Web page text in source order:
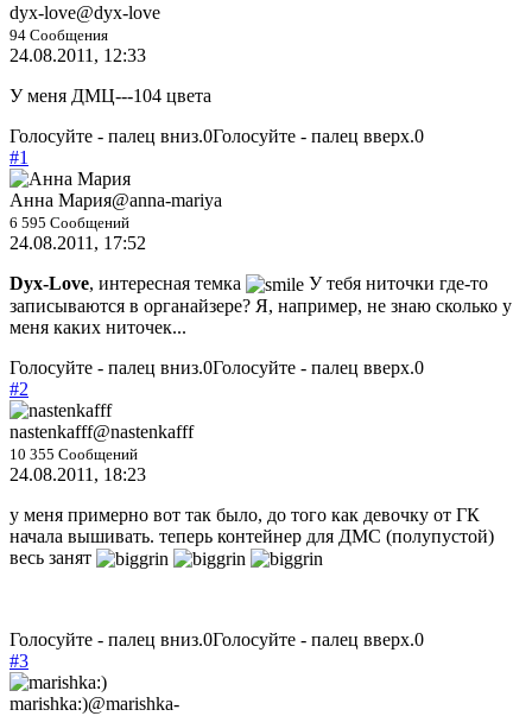
dyx-love@dyx-love
94 Сообщения
24.08.2011, 12:33
У меня ДМЦ---104 цвета
Голосуйте - палец вниз.0Голосуйте - палец вверх.0
#1
Анна Мария@anna-mariya
6 595 Сообщений
24.08.2011, 17:52
Dyx-Love, интересная темка
У тебя ниточки где-то
записываются в органайзере? Я, например, не знаю сколько у
меня каких ниточек...
Голосуйте - палец вниз.0Голосуйте - палец вверх.0
#2
nastenkafff@nastenkafff
10 355 Сообщений
24.08.2011, 18:23
у меня примерно вот так было, до того как девочку от ГК
начала вышивать. теперь контейнер для ДМС (полупустой)
весь занят
Голосуйте - палец вниз.0Голосуйте - палец вверх.0
#3
marishka:)@marishka-